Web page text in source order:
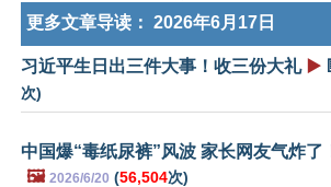
更多文章导读： 2026年6月17日
习近平生日出三件大事！收三份大礼 ▶️
次)
中国爆“毒纸尿裤”风波 家长网友气炸了
🖼️ 2026/6/20 (56,504次)